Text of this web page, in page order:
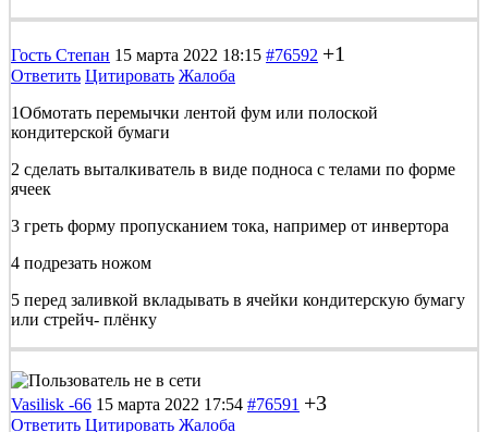
Гость Степан 15 марта 2022 18:15 #76592 +1
Ответить Цитировать Жалоба
1Обмотать перемычки лентой фум или полоской
кондитерской бумаги
2 сделать выталкиватель в виде подноса с телами по форме
ячеек
3 греть форму пропусканием тока, например от инвертора
4 подрезать ножом
5 перед заливкой вкладывать в ячейки кондитерскую бумагу
или стрейч- плёнку
Vasilisk -66 15 марта 2022 17:54 #76591 +3
Ответить Цитировать Жалоба